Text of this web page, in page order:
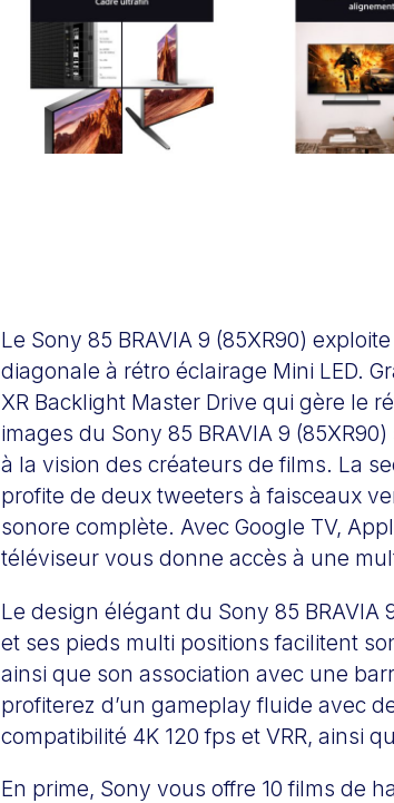
Le Sony 85 BRAVIA 9 (85XR90)
diagonale à rétro éclairage Mini LED.
XR Backlight Master Drive qui gère le
images du Sony 85 BRAVIA 9
à la vision des créateurs de films. La
profite de deux tweeters à faisceaux
sonore complète. Avec Google TV,
téléviseur vous donne accès à une
Le design élégant du Sony 85 BRAVIA
et ses pieds multi positions facilitent
ainsi que son association avec une
profiterez d’un gameplay fluide avec
compatibilité 4K 120 fps et VRR, ainsi
En prime, Sony vous offre 10 films de